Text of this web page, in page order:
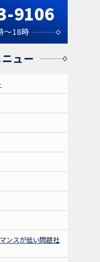
9106
～18時
ュー
ンスが低い問題社